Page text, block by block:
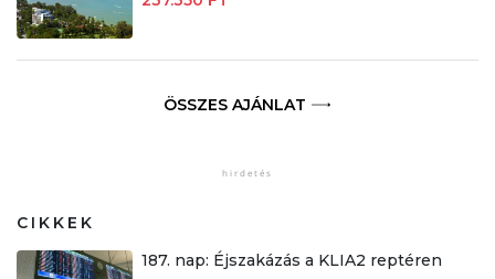
ÖSSZES AJÁNLAT
CIKKEK
187. nap: Éjszakázás a KLIA2 reptéren